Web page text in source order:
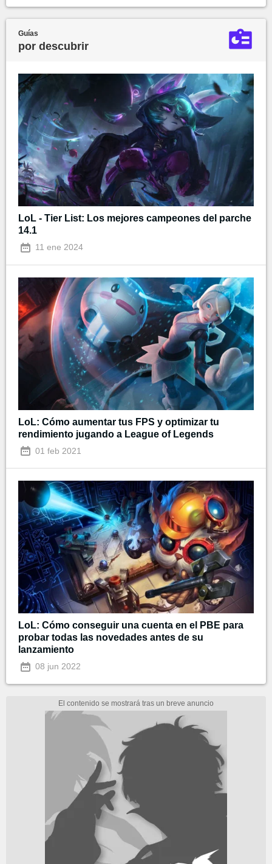
Guías
por descubrir
LoL - Tier List: Los mejores campeones del parche
14.1
11 ene 2024
LoL: Cómo aumentar tus FPS y optimizar tu
rendimiento jugando a League of Legends
01 feb 2021
LoL: Cómo conseguir una cuenta en el PBE para
probar todas las novedades antes de su
lanzamiento
08 jun 2022